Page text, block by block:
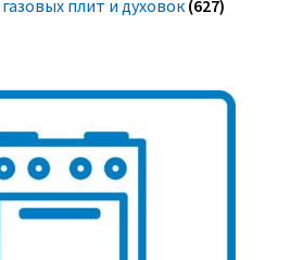
плит и духовок (627)